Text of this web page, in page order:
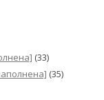
(33)
(35)